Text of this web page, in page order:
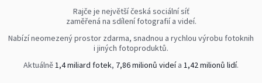
Rajče je největší česká sociální síť
zaměřená na sdílení fotografií a videí.
Nabízí neomezený prostor zdarma, snadnou a rychlou výrobu fotoknih
i jiných fotoproduktů.
Aktuálně1,4 miliard fotek, 7,86 milionů videía 1,42 milionů lidí.